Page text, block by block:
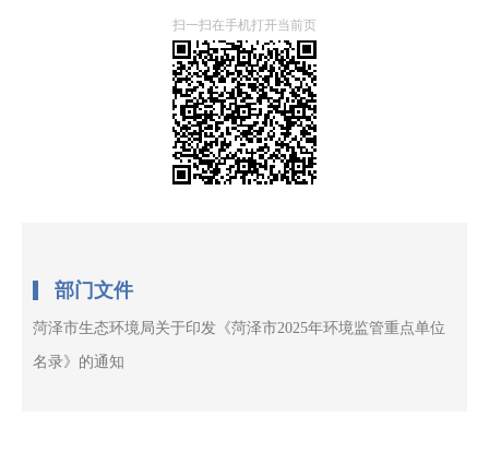
扫一扫在手机打开当前页
部门文件
菏泽市生态环境局关于印发《菏泽市2025年环境监管重点单位
名录》的通知